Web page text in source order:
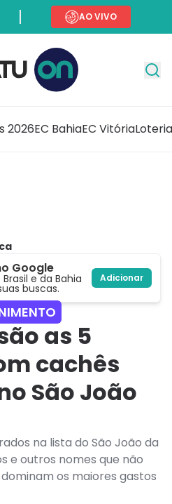
AO VIVO
2026EC BahiaEC Vitória
Google
e da Bahia
buscas.
Adicionar
as 5
cachês
São João
na lista do São João da
e outros nomes que não
os maiores gastos